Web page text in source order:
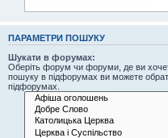
ПАРАМЕТРИ ПОШУКУ
Шукати в форумах:
Оберіть форум чи форуми, де ви
пошуку в підфорумах ви можете
підфорумах.